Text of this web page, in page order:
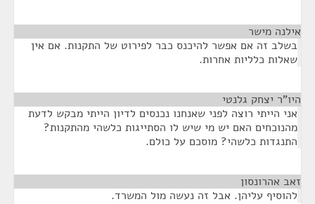
אילנה מישר
בשלב זה אם אפשר להיכנס כבר לפירוט של התקנות. אם אין
שאלות כלליות אחרות.
היו"ר יצחק גלנטי
אני הייתי רוצה לפני שאנחנו נכנסים לדיון הייתי מבקש לדעת
מהנוכחים האם יש מי שיש לו הסתייגות כלשהי מהתקנות?
התנגדות כלשהי? מוסכם על כולם.
זאב אהרונסון
להוסיף עליהן. אבל זה נעשה מול המשרד.